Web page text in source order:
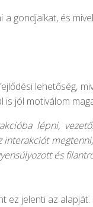
gondjaikat, és
lehetőség,
jól motiválom
lépni,
interakciót
és
ez jelenti az